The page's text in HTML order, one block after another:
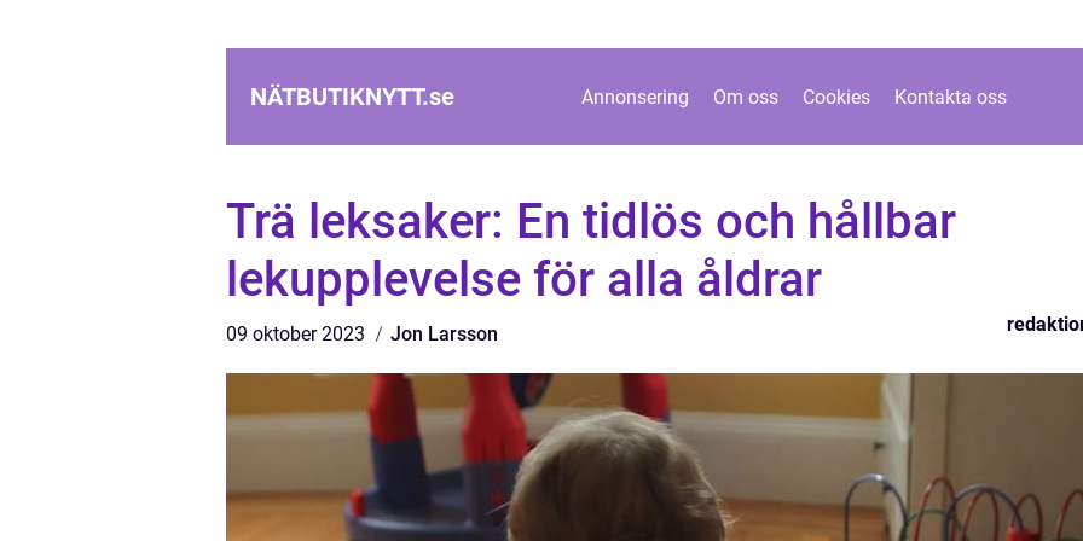
NÄTBUTIKNYTT.se Annonsering Om oss Cookies Kontakta oss
Trä leksaker: En tidlös och hållbar
lekupplevelse för alla åldrar
09 oktober 2023 Jon Larsson